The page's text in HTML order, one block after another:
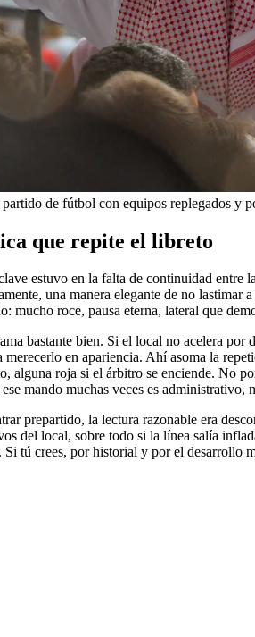
de fútbol con equipos replegados y
que repite el libreto
estuvo en la falta de continuidad entre
una manera elegante de no
mucho roce, pausa eterna, lateral que
bastante bien. Si el local no acelera por
merecerlo en apariencia. Ahí asoma la
alguna roja si el árbitro se enciende. No
mando muchas veces es administrativo,
prepartido, la lectura razonable era
del local, sobre todo si la línea salía
tú crees, por historial y por el desarrollo